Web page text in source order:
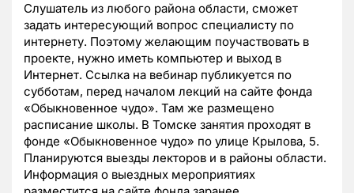
Слушатель из любого района области, сможет
задать интересующий вопрос специалисту по
интернету. Поэтому желающим поучаствовать в
проекте, нужно иметь компьютер и выход в
Интернет. Ссылка на вебинар публикуется по
субботам, перед началом лекций на сайте фонда
«Обыкновенное чудо». Там же размещено
расписание школы. В Томске занятия проходят в
фонде «Обыкновенное чудо» по улице Крылова, 5.
Планируются выезды лекторов и в районы области.
Информация о выездных мероприятиях